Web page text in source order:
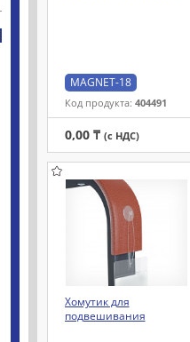
MAGNET-18
Код продукта: 404491
0,00 ₸ (с НДС)
Хомутик для
подвешивания